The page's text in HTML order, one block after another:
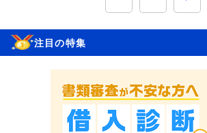
注目の特集